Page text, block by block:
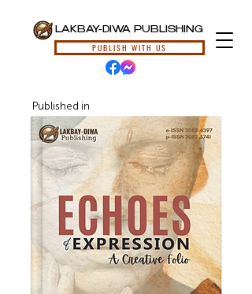
LAKBAY-DIWA PUBLISHING
PUBLISH WITH US
Published in